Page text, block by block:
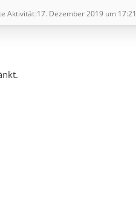
Aktivität 17. Dezember 2019 um 17:21